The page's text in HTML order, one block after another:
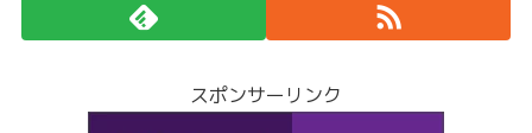
スポンサーリンク